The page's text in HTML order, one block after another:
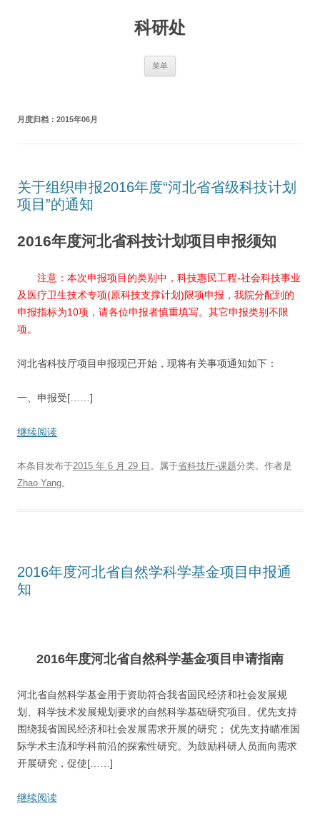
科研处
菜单
月度归档： 2015年06月
关于组织申报2016年度“河北省省级科技计划
项目”的通知
2016年度河北省科技计划项目申报须知
注意：本次申报项目的类别中，科技惠民工程-社会科技事业
及医疗卫生技术专项(原科技支撑计划)限项申报，我院分配到的
申报指标为10项，请各位申报者慎重填写。其它申报类别不限
项。
河北省科技厅项目申报现已开始，现将有关事项通知如下：
一、申报受[……]
继续阅读
本条目发布于2015 年 6 月 29 日 。属于省科技厅-课题分类。 作者是
Zhao Yang。
2016年度河北省自然学科学基金项目申报通
知
2016年度河北省自然科学基金项目申请指南
河北省自然科学基金用于资助符合我省国民经济和社会发展规
划、科学技术发展规划要求的自然科学基础研究项目。优先支持
围绕我省国民经济和社会发展需求开展的研究； 优先支持瞄准国
际学术主流和学科前沿的探索性研究。为鼓励科研人员面向需求
开展研究，促使[……]
继续阅读